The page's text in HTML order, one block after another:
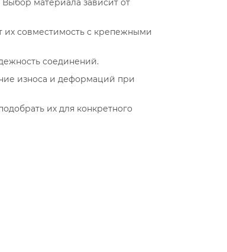
их совместимость с крепежными
соединений.
износа и деформаций при
их для конкретного